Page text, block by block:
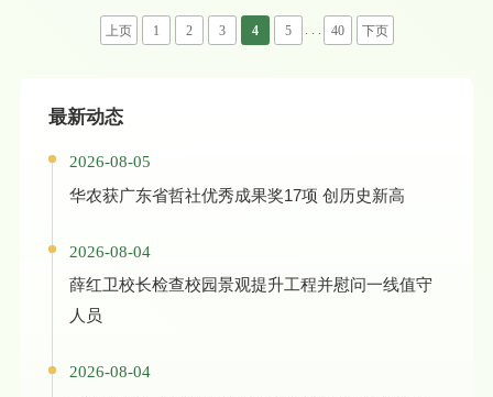
上页 1 2 3 4 5 . . . 40 下页
最新动态
2026-08-05
华农获广东省哲社优秀成果奖17项 创历史新高
2026-08-04
薛红卫校长检查校园景观提升工程并慰问一线值守
人员
2026-08-04